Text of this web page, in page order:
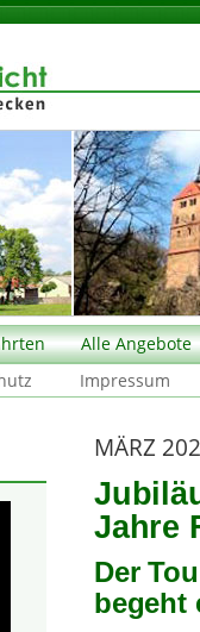
Alle Angebote
Impressum
MÄRZ
Jahre
Der
begeht